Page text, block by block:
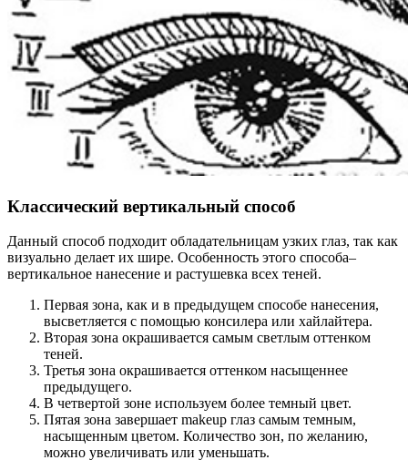
Классический вертикальный способ
Данный способ подходит обладательницам узких глаз, так как
визуально делает их шире. Особенность этого способа–
вертикальное нанесение и растушевка всех теней.
Первая зона, как и в предыдущем способе нанесения,
высветляется с помощью консилера или хайлайтера.
Вторая зона окрашивается самым светлым оттенком
теней.
Третья зона окрашивается оттенком насыщеннее
предыдущего.
В четвертой зоне используем более темный цвет.
Пятая зона завершает makeup глаз самым темным,
насыщенным цветом. Количество зон, по желанию,
можно увеличивать или уменьшать.